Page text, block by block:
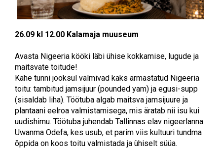
26.09 kl 12.00 Kalamaja muuseum
Avasta Nigeeria kööki läbi ühise kokkamise, lugude ja
maitsvate toitude!
Kahe tunni jooksul valmivad kaks armastatud Nigeeria
toitu: tambitud jamsijuur (pounded yam) ja egusi-supp
(sisaldab liha). Töötuba algab maitsva jamsijuure ja
plantaani eelroa valmistamisega, mis äratab nii isu kui
uudishimu. Töötuba juhendab Tallinnas elav nigeerlanna
Uwanma Odefa, kes usub, et parim viis kultuuri tundma
õppida on koos toitu valmistada ja ühiselt süüa.